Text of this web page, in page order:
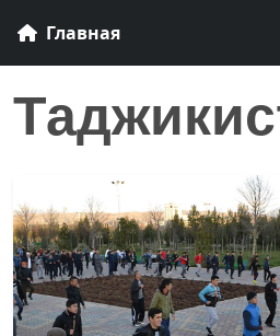
Главная